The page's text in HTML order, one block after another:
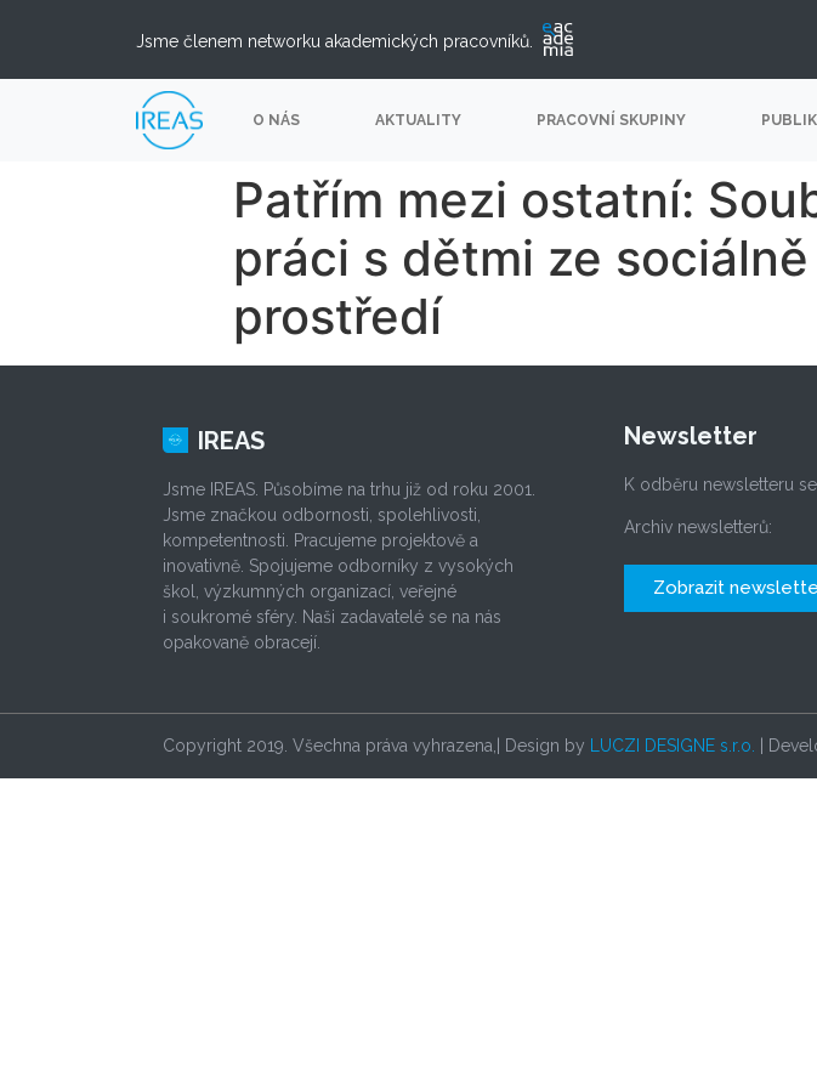
Jsme členem networku akademických pracovníků.
O NÁS AKTUALITY PRACOVNÍ SKUPINY
Patřím mezi ostatní:
práci s dětmi ze
prostředí
IREAS
Jsme IREAS. Působíme na trhu již od roku 2001.
Jsme značkou odbornosti, spolehlivosti,
kompetentnosti. Pracujeme projektově a
inovativně. Spojujeme odborníky z vysokých
škol, výzkumných organizací, veřejné
i soukromé sféry. Naši zadavatelé se na nás
opakovaně obracejí.
Newsletter
K odběru newsletteru
Archiv newsletterů:
Zobrazit
Copyright 2019. Všechna práva vyhrazena,| Design by LUCZI DESIGNE s.r.o. |